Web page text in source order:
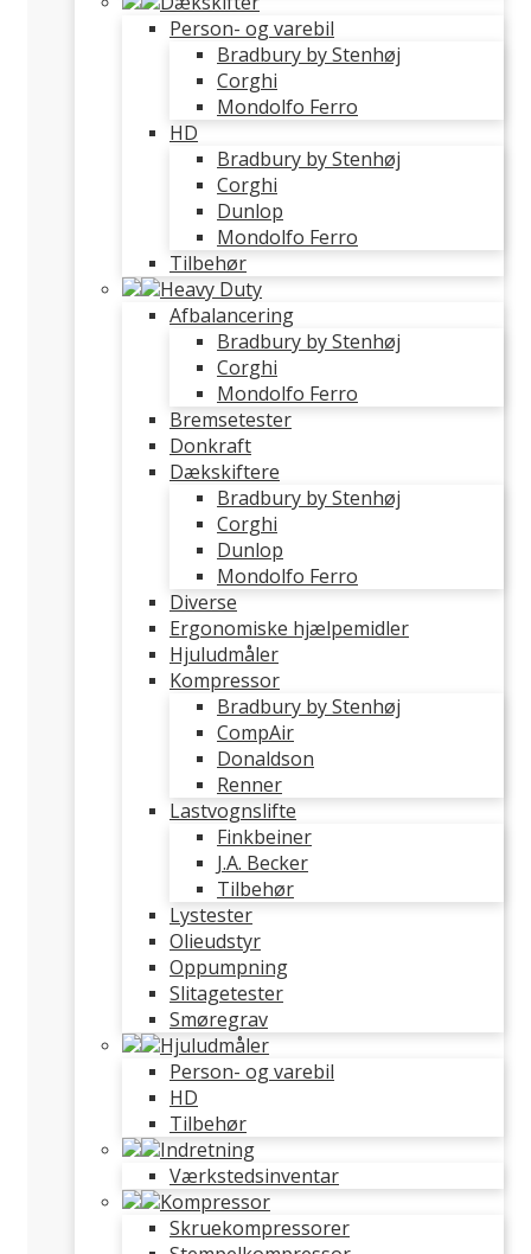
Person- og varebil
Bradbury by Stenhøj
Corghi
Mondolfo Ferro
HD
Bradbury by Stenhøj
Corghi
Dunlop
Mondolfo Ferro
Tilbehør
Heavy Duty
Afbalancering
Bradbury by Stenhøj
Corghi
Mondolfo Ferro
Bremsetester
Donkraft
Dækskiftere
Bradbury by Stenhøj
Corghi
Dunlop
Mondolfo Ferro
Diverse
Ergonomiske hjælpemidler
Hjuludmåler
Kompressor
Bradbury by Stenhøj
CompAir
Donaldson
Renner
Lastvognslifte
Finkbeiner
J.A. Becker
Tilbehør
Lystester
Olieudstyr
Oppumpning
Slitagetester
Smøregrav
Hjuludmåler
Person- og varebil
HD
Tilbehør
Indretning
Værkstedsinventar
Kompressor
Skruekompressorer